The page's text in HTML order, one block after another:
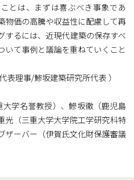
とは、まずは喜ぶべき事象であ
物価の高騰や収益性に配慮して再
するには、近現代建築の保存すべ
いて事例と議論を重ねていくこと
表理事/鯵坂建築研究所代表 ）
学名誉教授）、鰺坂徹（鹿児島
光（三重大学大学院工学研究科特
ザーバー（伊賀氏文化財保護審議